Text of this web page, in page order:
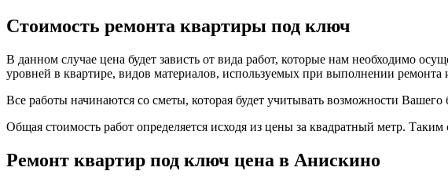
Стоимость ремонта квартиры под ключ
В данном случае цена будет зависть от вида работ, которые нам необходимо
уровней в квартире, видов материалов, используемых при выполнении
Все работы начинаются со сметы, которая будет учитывать возможности
Общая стоимость работ определяется исходя из цены за квадратный метр.
Ремонт квартир под ключ цена в Анискино